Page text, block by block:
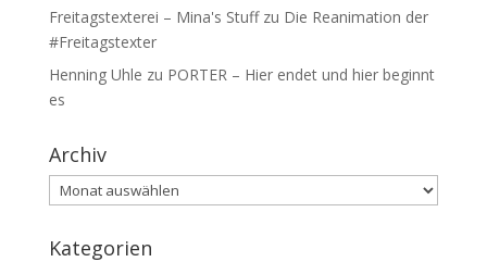
Freitagstexterei – Mina's Stuffzu Die Reanimation der
#Freitagstexter
Henning Uhle zu PORTER – Hier endet und hier beginnt
es
Archiv
Archiv
Kategorien